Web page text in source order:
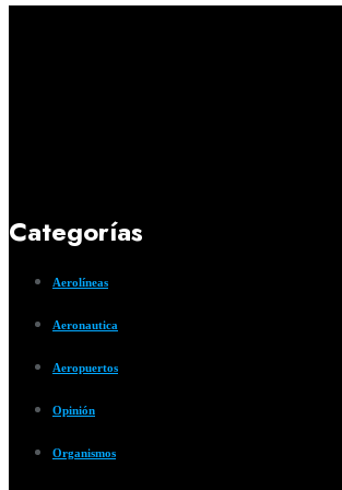
Categorías
Aerolíneas
Aeronautica
Aeropuertos
Opinión
Organismos